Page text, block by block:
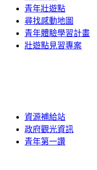
青年壯遊點
尋找感動地圖
青年體驗學習計畫
壯遊點見習專案
資源補給站
政府觀光資訊
青年第一讚